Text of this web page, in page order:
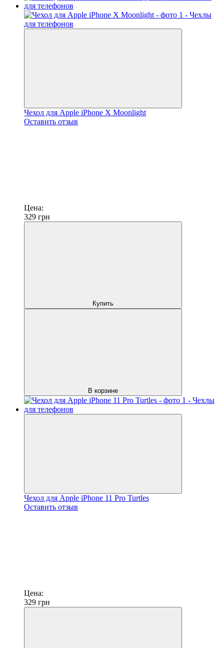
Чехол для Apple iPhone X Moonlight
Оставить отзыв
Цена:
329 грн
Купить
В корзине
Чехол для Apple iPhone 11 Pro Turtles
Оставить отзыв
Цена:
329 грн